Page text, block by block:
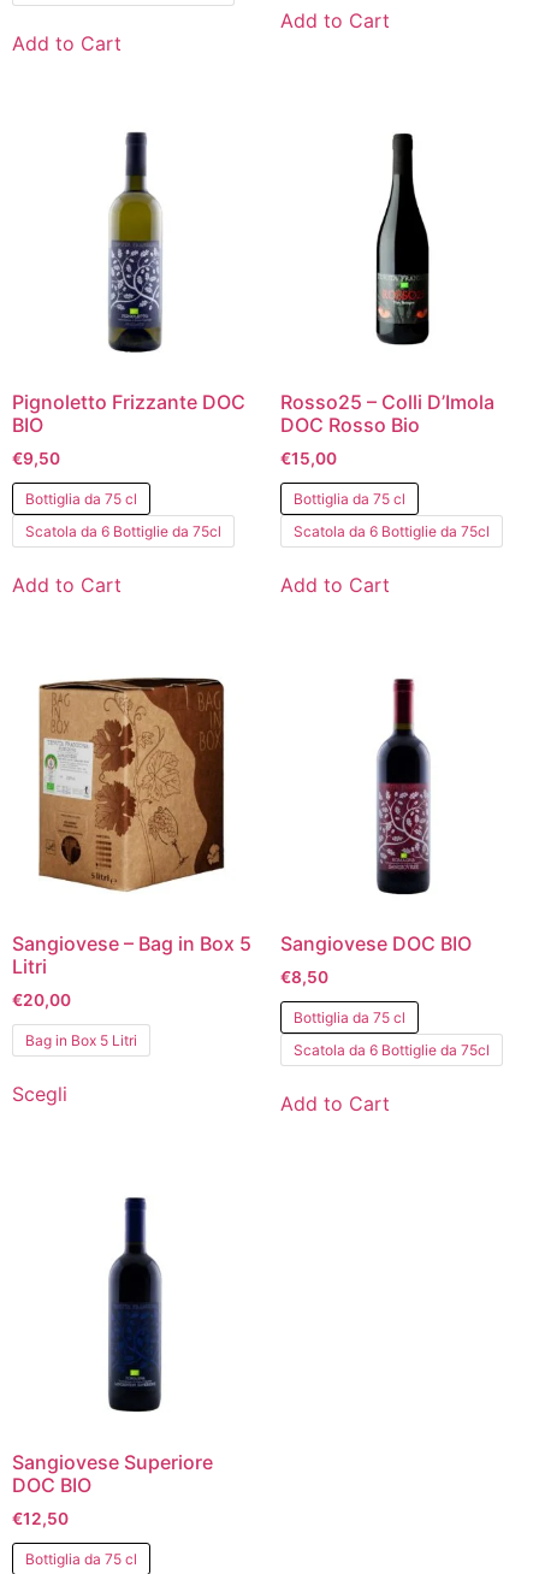
Add to Cart
Add to Cart
Pignoletto Frizzante DOC
BIO
€9,50
Bottiglia da 75 cl
Scatola da 6 Bottiglie da 75cl
Add to Cart
Rosso25 – Colli D’Imola
DOC Rosso Bio
€15,00
Bottiglia da 75 cl
Scatola da 6 Bottiglie da 75cl
Add to Cart
Sangiovese – Bag in Box 5
Litri
€20,00
Bag in Box 5 Litri
Scegli
Sangiovese DOC BIO
€8,50
Bottiglia da 75 cl
Scatola da 6 Bottiglie da 75cl
Add to Cart
Sangiovese Superiore
DOC BIO
€12,50
Bottiglia da 75 cl